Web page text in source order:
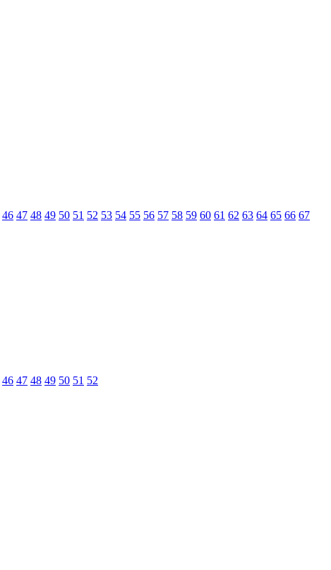
46 47 48 49 50 51 52 53 54 55 56 57 58 59 60 61 62 63 64 65 66 67
46 47 48 49 50 51 52